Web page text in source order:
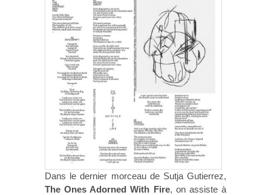
Dans le dernier morceau de Sutja Gutierrez,
The Ones Adorned With Fire, on assiste à